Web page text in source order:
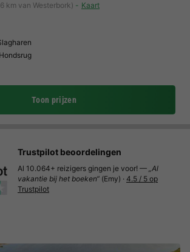
km van Westerbork) Kaart
Toon prijzen
Trustpilot beoordelingen
Al 10.064+ reizigers gingen je voor! — „Al
vakantie bij het boeken“ (Emy) · 4.5 / 5 op
Trustpilot